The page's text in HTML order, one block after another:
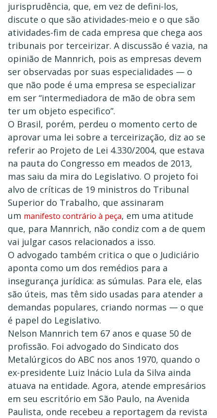
jurisprudência, que, em vez de defini-los,
discute o que são atividades-meio e o que são
atividades-fim de cada empresa que chega aos
tribunais por terceirizar. A discussão é vazia, na
opinião de Mannrich, pois as empresas devem
ser observadas por suas especialidades — o
que não pode é uma empresa se especializar
em ser “intermediadora de mão de obra sem
ter um objeto especifico”.
O Brasil, porém, perdeu o momento certo de
aprovar uma lei sobre a terceirização, diz ao se
referir ao Projeto de Lei 4.330/2004, que estava
na pauta do Congresso em meados de 2013,
mas saiu da mira do Legislativo. O projeto foi
alvo de críticas de 19 ministros do Tribunal
Superior do Trabalho, que assinaram
um manifesto contrário à peça, em uma atitude
que, para Mannrich, não condiz com a de quem
vai julgar casos relacionados a isso.
O advogado também critica o que o Judiciário
aponta como um dos remédios para a
insegurança jurídica: as súmulas. Para ele, elas
são úteis, mas têm sido usadas para atender a
demandas populares, criando normas — o que
é papel do Legislativo.
Nelson Mannrich tem 67 anos e quase 50 de
profissão. Foi advogado do Sindicato dos
Metalúrgicos do ABC nos anos 1970, quando o
ex-presidente Luiz Inácio Lula da Silva ainda
atuava na entidade. Agora, atende empresários
em seu escritório em São Paulo, na Avenida
Paulista, onde recebeu a reportagem da revista